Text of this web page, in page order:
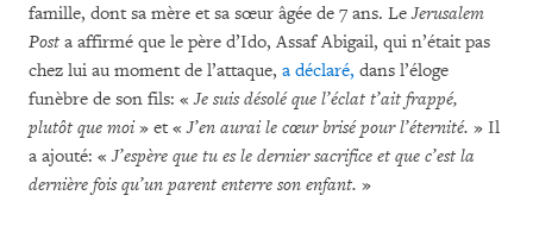
famille, dont sa mère et sa sœur âgée de 7 ans. LeJerusalem
Post a affirmé que le père d’Ido, Assaf Abigail, qui n’était pas
chez lui au moment de l’attaque, a déclaré, dans l’éloge
funèbre de son fils: « Je suis désolé que l’éclat t’ait frappé,
plutôt que moi» et « J’en aurai le cœur brisé pour l’éternité. » Il
a ajouté: « J’espère que tu es le dernier sacrifice et que c’est la
dernière fois qu’un parent enterre son enfant. »